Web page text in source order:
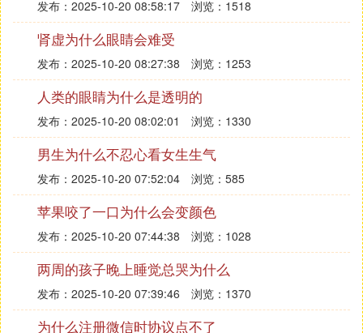
大致划分为遗传因素、环境因素和营养体质因素。
1.遗传因素：根据大量的调查资料，比较一致的结论
是高度近视和遗传有关，中度以下近视则存在较大的
分歧。高度近视的遗传类型，多数调查资料的结论是
常染色体隐性遗传。因此父代与子代可以不同时出现
近视。遗传又往往受客观环境，即生活条件的影响使
之变异，增加了遗传的复杂性。
2.环境因素：环境因素主要是近距离作业和不良的作
业环境，这是最古老的学说，虽然至今仍存在一些争
议，但是从大量国内外有关调查研究报告看，已公认
遗传与环境是近视眼形成的主要原因，并指出环境条
件是决定近视眼形成的客观因素。但是，在近距离阅
读或近距离工作的影响下，为什么能产生近视？对此
还没有一致认识，主要有以下几种理论：
发布：2025-10-20 08:58:17 浏览：1518
肾虚为什么眼睛会难受
发布：2025-10-20 08:27:38 浏览：1253
人类的眼睛为什么是透明的
发布：2025-10-20 08:02:01 浏览：1330
男生为什么不忍心看女生生气
发布：2025-10-20 07:52:04 浏览：585
苹果咬了一口为什么会变颜色
发布：2025-10-20 07:44:38 浏览：1028
两周的孩子晚上睡觉总哭为什么
发布：2025-10-20 07:39:46 浏览：1370
为什么注册微信时协议点不了